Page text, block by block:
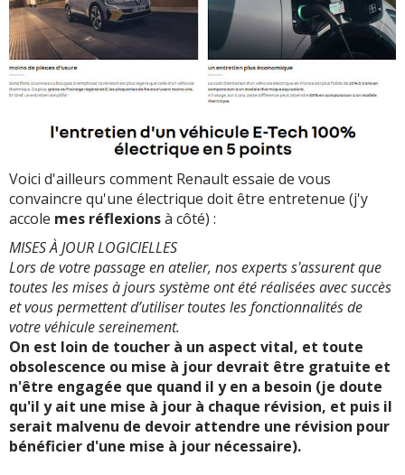
Voici d'ailleurs comment Renault essaie de vous
convaincre qu'une électrique doit être entretenue (j'y
accole mes réflexionsà côté) :
MISES À JOUR LOGICIELLES
Lors de votre passage en atelier, nos experts s'assurent que
toutes les mises à jours système ont été réalisées avec succès
et vous permettent d’utiliser toutes les fonctionnalités de
votre véhicule sereinement.
On est loin de toucher à un aspect vital, et toute
obsolescence ou mise à jour devrait être gratuite et
n'être engagée que quand il y en a besoin (je doute
qu'il y ait une mise à jour à chaque révision, et puis il
serait malvenu de devoir attendre une révision pour
bénéficier d'une mise à jour nécessaire).